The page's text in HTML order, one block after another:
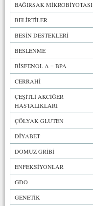
BAĞIRSAK MİKROBİYOTASI
BELİRTİLER
BESİN DESTEKLERİ
BESLENME
BİSFENOL A = BPA
CERRAHİ
ÇEŞİTLİ AKCİĞER
HASTALIKLARI
ÇÖLYAK GLUTEN
DİYABET
DOMUZ GRİBİ
ENFEKSİYONLAR
GDO
GENETİK